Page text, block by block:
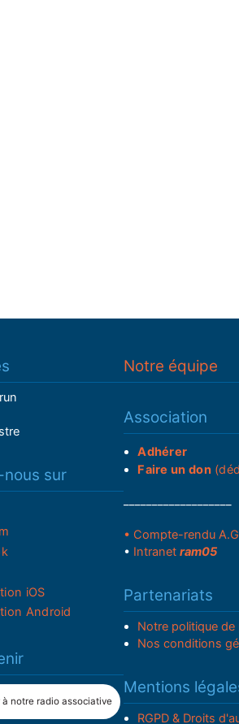
sur
iOS
Android
à notre radio associative
Notre équipe
Association
Adhérer
Faire un don
• Compte-rendu
• Intranet ram05
Partenariats
Notre politique de
Nos conditions
Mentions
RGPD & Droits